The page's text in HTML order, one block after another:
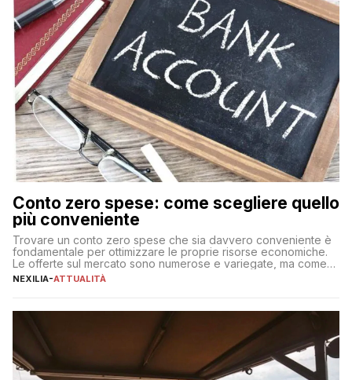
Conto zero spese: come scegliere quello
più conveniente
Trovare un conto zero spese che sia davvero conveniente è
fondamentale per ottimizzare le proprie risorse economiche.
Le offerte sul mercato sono numerose e variegate, ma come
individuare quella più adatta alle proprie esigenze senza
sul […]
NEXILIA-ATTUALITÀ